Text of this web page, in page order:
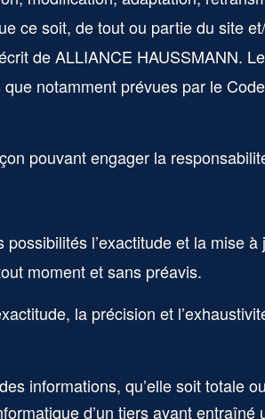
ce soit, de tout ou partie du site
deALLIANCE HAUSSMANN.
notamment prévues par le
pouvant engager la
possibilités l’exactitude et la mise
moment et sans préavis.
la précision et
informations, qu’elle soit totale
d’un tiers ayant